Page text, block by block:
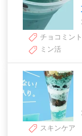
チョコミント
ミン活
スキンケア